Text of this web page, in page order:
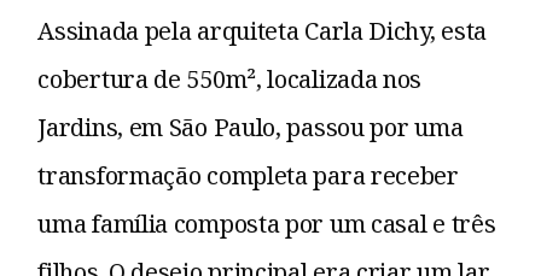
Assinada pela arquiteta Carla Dichy, esta
cobertura de 550m², localizada nos
Jardins, em São Paulo, passou por uma
transformação completa para receber
uma família composta por um casal e três